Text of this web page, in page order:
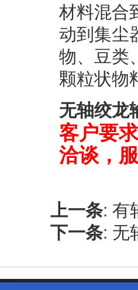
材料混合
动到集尘
物、豆类
颗粒状物
无轴绞龙
客户要
洽谈，
上一条: 有
下一条: 无